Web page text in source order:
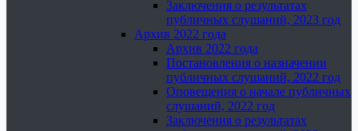
Заключения о результатах
публичных слушаний, 2023 год
Архив 2022 года
Архив 2022 года
Постановления о назначении
публичных слушаний, 2022 год
Оповещения о начале публичных
слушаний, 2022 год
Заключения о результатах